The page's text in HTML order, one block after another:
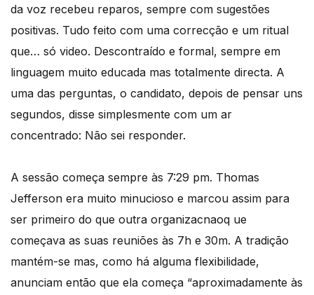
da voz recebeu reparos, sempre com sugestões
positivas. Tudo feito com uma correcção e um ritual
que… só video. Descontraído e formal, sempre em
linguagem muito educada mas totalmente directa. A
uma das perguntas, o candidato, depois de pensar uns
segundos, disse simplesmente com um ar
concentrado: Não sei responder.
A sessão começa sempre às 7:29 pm. Thomas
Jefferson era muito minucioso e marcou assim para
ser primeiro do que outra organizacnaoq ue
começava as suas reuniões às 7h e 30m. A tradição
mantém-se mas, como há alguma flexibilidade,
anunciam então que ela começa “aproximadamente às